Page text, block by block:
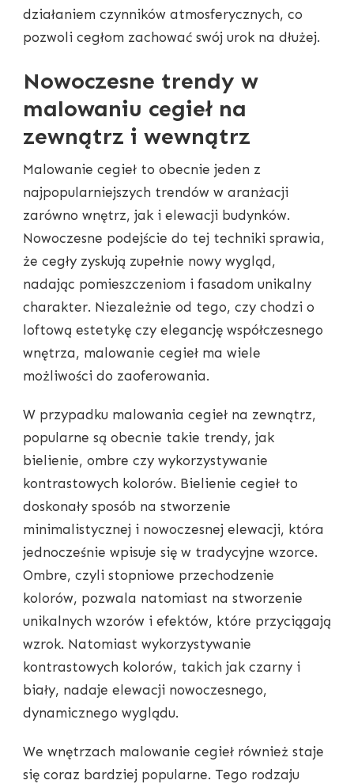
działaniem czynników atmosferycznych, co
pozwoli cegłom zachować swój urok na dłużej.
Nowoczesne trendy w
malowaniu cegieł na
zewnątrz i wewnątrz
Malowanie cegieł to obecnie jeden z
najpopularniejszych trendów w aranżacji
zarówno wnętrz, jak i elewacji budynków.
Nowoczesne podejście do tej techniki sprawia,
że cegły zyskują zupełnie nowy wygląd,
nadając pomieszczeniom i fasadom unikalny
charakter. Niezależnie od tego, czy chodzi o
loftową estetykę czy elegancję współczesnego
wnętrza, malowanie cegieł ma wiele
możliwości do zaoferowania.
W przypadku malowania cegieł na zewnątrz,
popularne są obecnie takie trendy, jak
bielienie, ombre czy wykorzystywanie
kontrastowych kolorów. Bielienie cegieł to
doskonały sposób na stworzenie
minimalistycznej i nowoczesnej elewacji, która
jednocześnie wpisuje się w tradycyjne wzorce.
Ombre, czyli stopniowe przechodzenie
kolorów, pozwala natomiast na stworzenie
unikalnych wzorów i efektów, które przyciągają
wzrok. Natomiast wykorzystywanie
kontrastowych kolorów, takich jak czarny i
biały, nadaje elewacji nowoczesnego,
dynamicznego wyglądu.
We wnętrzach malowanie cegieł również staje
się coraz bardziej popularne. Tego rodzaju